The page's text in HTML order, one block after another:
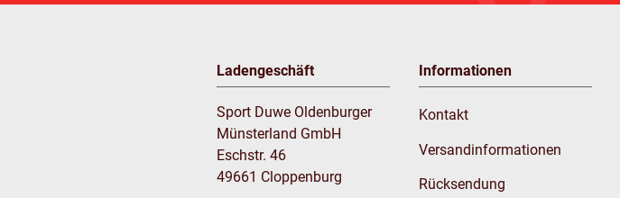
Ladengeschäft
Sport Duwe Oldenburger
Münsterland GmbH
Eschstr. 46
49661 Cloppenburg
Informationen
Kontakt
Versandinformationen
Rücksendung